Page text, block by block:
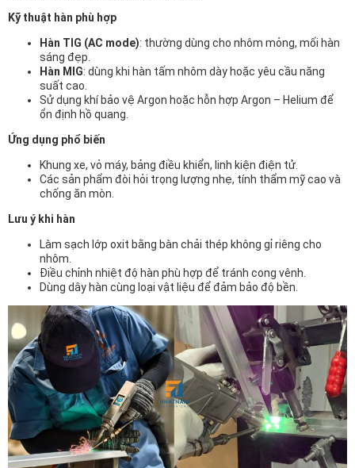
Kỹ thuật hàn phù hợp
Hàn TIG (AC mode): thường dùng cho nhôm mỏng, mối hàn
sáng đẹp.
Hàn MIG: dùng khi hàn tấm nhôm dày hoặc yêu cầu năng
suất cao.
Sử dụng khí bảo vệ Argon hoặc hỗn hợp Argon – Helium để
ổn định hồ quang.
Ứng dụng phổ biến
Khung xe, vỏ máy, bảng điều khiển, linh kiện điện tử.
Các sản phẩm đòi hỏi trọng lượng nhẹ, tính thẩm mỹ cao và
chống ăn mòn.
Lưu ý khi hàn
Làm sạch lớp oxit bằng bàn chải thép không gỉ riêng cho
nhôm.
Điều chỉnh nhiệt độ hàn phù hợp để tránh cong vênh.
Dùng dây hàn cùng loại vật liệu để đảm bảo độ bền.